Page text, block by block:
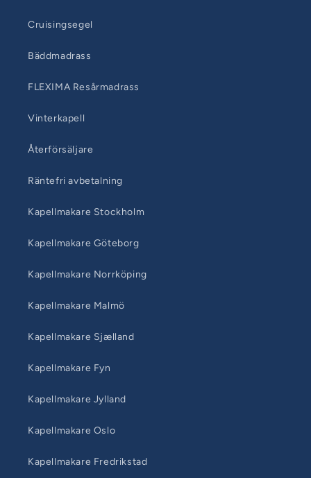
Cruisingsegel
Bäddmadrass
FLEXIMA Resårmadrass
Vinterkapell
Återförsäljare
Räntefri avbetalning
Kapellmakare Stockholm
Kapellmakare Göteborg
Kapellmakare Norrköping
Kapellmakare Malmö
Kapellmakare Sjælland
Kapellmakare Fyn
Kapellmakare Jylland
Kapellmakare Oslo
Kapellmakare Fredrikstad